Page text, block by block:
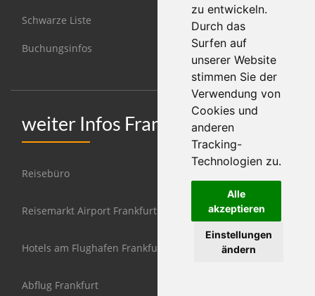
zu entwickeln.
Durch das
Surfen auf
unserer Website
stimmen Sie der
Verwendung von
Cookies und
anderen
Tracking-
Technologien zu.
Alle
akzeptieren
Einstellungen
ändern
Schwarze Liste
Buchungsinfos
weiter Infos Frankfurt
Reisebüro
Reisemarkt Airport Frankfurt
Hotels am Flughafen Frankfurt
Abflug Frankfurt